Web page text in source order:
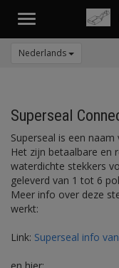
Toggle
Nederlands
Superseal
Superseal is een
Het zijn betaalbare en
waterdichte stekkers
geleverd van 1 tot 6
Meer info over deze
werkt:
Link: Superseal info